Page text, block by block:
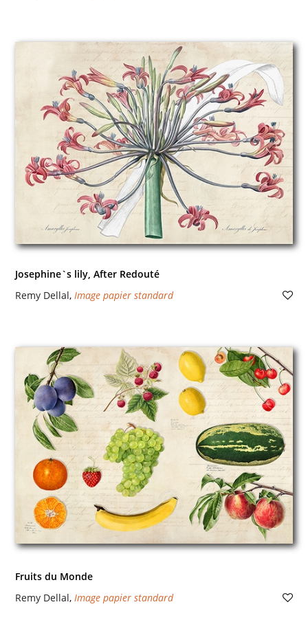
Josephine`s lily, After Redouté
Remy Dellal, Image papier standard
Fruits du Monde
Remy Dellal, Image papier standard